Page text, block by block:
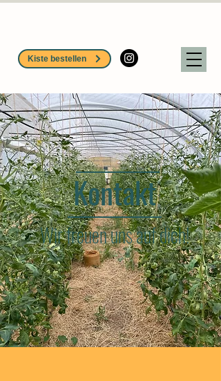
Kiste bestellen
Kontakt
Wir freuen uns auf dich!